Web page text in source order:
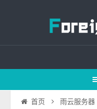
首页 雨云服务器